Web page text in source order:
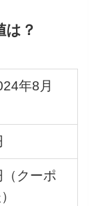
？
年8月
クーポ